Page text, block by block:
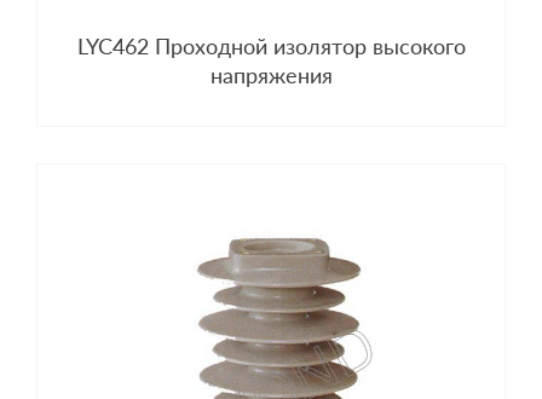
LYC462 Проходной изолятор высокого
напряжения